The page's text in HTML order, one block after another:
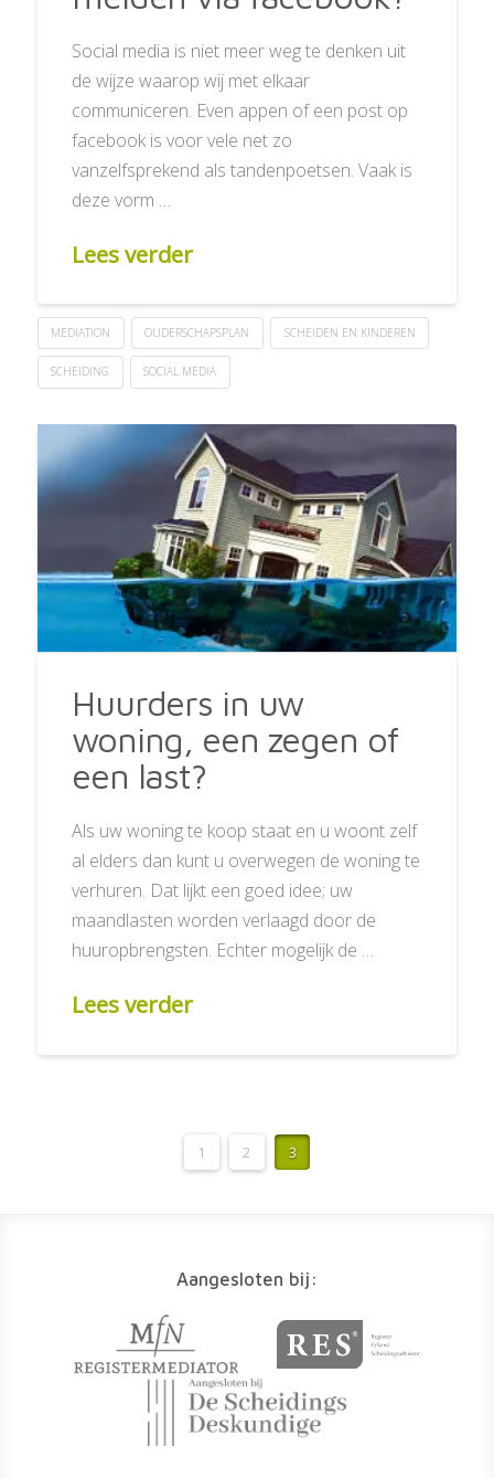
Social media is niet meer weg te denken uit
de wijze waarop wij met elkaar
communiceren. Even appen of een post op
facebook is voor vele net zo
vanzelfsprekend als tandenpoetsen. Vaak is
deze vorm …
Lees verder
MEDIATION OUDERSCHAPSPLAN SCHEIDEN EN KINDEREN
SCHEIDING SOCIAL MEDIA
Huurders in uw
woning, een zegen of
een last?
Als uw woning te koop staat en u woont zelf
al elders dan kunt u overwegen de woning te
verhuren. Dat lijkt een goed idee; uw
maandlasten worden verlaagd door de
huuropbrengsten. Echter mogelijk de …
Lees verder
1 2 3
Aangesloten bij: